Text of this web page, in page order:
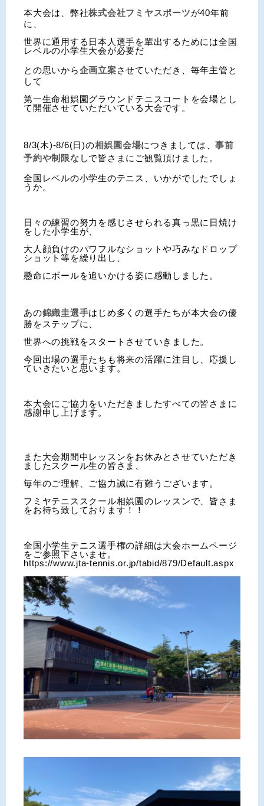
本大会は、弊社株式会社フミヤスポーツが40年前
に、
世界に通用する日本人選手を輩出するためには全国
レベルの小学生大会が必要だ
との思いから企画立案させていただき、毎年主管と
して
第一生命相娯園グラウンドテニスコートを会場とし
て開催させていただいている大会です。
8/3(木)-8/6(日)の相娯園会場につきましては、事前
予約や制限なしで皆さまにご観覧頂けました。
全国レベルの小学生のテニス、いかがでしたでしょ
うか。
日々の練習の努力を感じさせられる真っ黒に日焼け
をした小学生が、
大人顔負けのパワフルなショットや巧みなドロップ
ショット等を繰り出し、
懸命にボールを追いかける姿に感動しました。
あの錦織圭選手はじめ多くの選手たちが本大会の優
勝をステップに、
世界への挑戦をスタートさせていきました。
今回出場の選手たちも将来の活躍に注目し、応援し
ていきたいと思います。
本大会にご協力をいただきましたすべての皆さまに
感謝申し上げます。
また大会期間中レッスンをお休みとさせていただき
ましたスクール生の皆さま、
毎年のご理解、ご協力誠に有難うございます。
フミヤテニススクール相娯園のレッスンで、皆さま
をお待ち致しております！！
全国小学生テニス選手権の詳細は大会ホームページ
をご参照下さいませ。
https://www.jta-tennis.or.jp/tabid/879/Default.aspx